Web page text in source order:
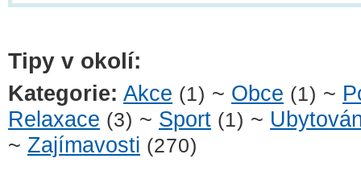
Tipy v okolí:
Kategorie: Akce (1) ~ Obce (1) ~
Relaxace (3) ~ Sport (1) ~
~ Zajímavosti (270)